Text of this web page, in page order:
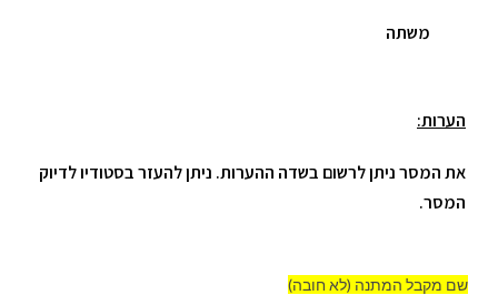
משתה
הערות:
את המסר ניתן לרשום בשדה ההערות. ניתן להעזר בסטודיו לדיוק
המסר.
שם מקבל המתנה (לא חובה)